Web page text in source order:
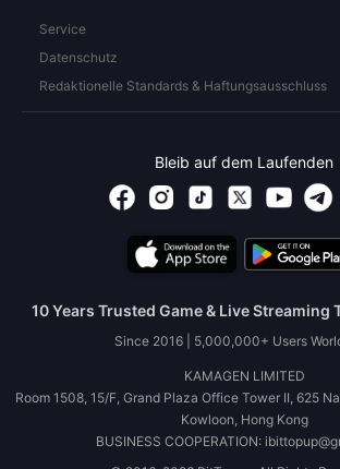
Service
Datenschutz
Redaktionelle Standards & Haftungsausschluss
Bleib auf dem Laufenden
10 Years Trusted Game & Live Streaming
Since 2016 | 5,000,000+ Users
KAMAGEN LIMITED
Room 1508, 15/F, Grand Plaza Office Tower II, 625
Kowloon, Hong Kong
BUSINESS COOPERATION: